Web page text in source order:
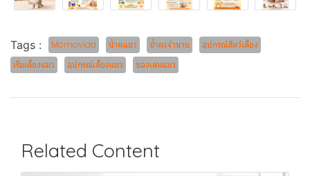
Tags : Momovida น้ำผุแมว น้ำผุเจ้านาย
อุปกรณ์สัตว์เลี้ยง
เริ่มเลี้ยงแมว
อุปกรณ์เลี้ยงแมว ของเล่นแมว
Related Content